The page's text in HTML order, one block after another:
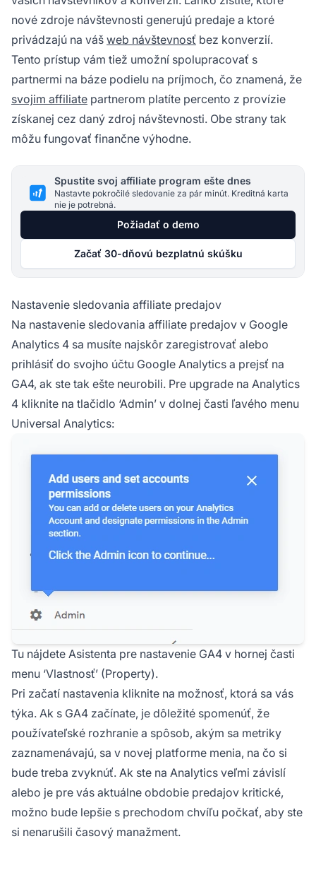
nové zdroje návštevnosti generujú predaje a ktoré
privádzajú na váš web návštevnosť bez konverzií.
Tento prístup vám tiež umožní spolupracovať s
partnermi na báze podielu na príjmoch, čo znamená, že
svojim affiliate partnerom platíte percento z provízie
získanej cez daný zdroj návštevnosti. Obe strany tak
môžu fungovať finančne výhodne.
Spustite svoj affiliate program ešte dnes
Nastavte pokročilé sledovanie za pár minút. Kreditná karta
nie je potrebná.
Požiadať o demo
Začať 30-dňovú bezplatnú skúšku
Nastavenie sledovania affiliate predajov
Na nastavenie sledovania affiliate predajov v Google
Analytics 4 sa musíte najskôr zaregistrovať alebo
prihlásiť do svojho účtu Google Analytics a prejsť na
GA4, ak ste tak ešte neurobili. Pre upgrade na Analytics
4 kliknite na tlačidlo ‘Admin’ v dolnej časti ľavého menu
Universal Analytics:
Tu nájdete Asistenta pre nastavenie GA4 v hornej časti
menu ‘Vlastnosť’ (Property).
Pri začatí nastavenia kliknite na možnosť, ktorá sa vás
týka. Ak s GA4 začínate, je dôležité spomenúť, že
používateľské rozhranie a spôsob, akým sa metriky
zaznamenávajú, sa v novej platforme menia, na čo si
bude treba zvyknúť. Ak ste na Analytics veľmi závislí
alebo je pre vás aktuálne obdobie predajov kritické,
možno bude lepšie s prechodom chvíľu počkať, aby ste
si nenarušili časový manažment.